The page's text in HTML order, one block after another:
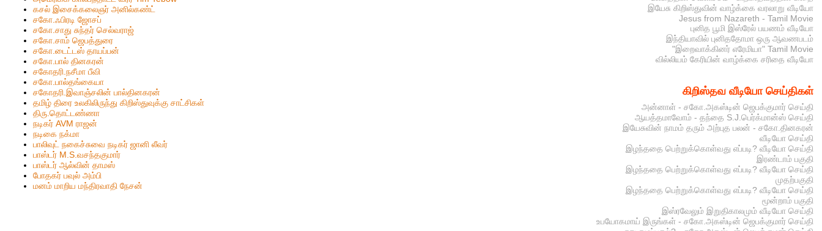
கசல் இசைக்கலைஞர் அனில்கண்ட்
சகோ.ஃபிரடி ஜோசப்
சகோ.சாது சுந்தர் செல்வராஜ்
சகோ.சாம் ஜெபத்துரை
சகோ.டைட்டஸ் தாயப்பன்
சகோ.பால் தினகரன்
சகோதரி.நசீமா பீவி
ச‌கோ.பால்த‌ங்கையா
ச‌கோதரி.இவாஞ்சலின் பால்தின‌க‌ர‌ன்
தமிழ் திரை உலகிலிருந்து கிறிஸ்துவுக்கு சாட்சிகள்
திரு.தொட்டண்ணா
நடிகர் AVM ராஜன்
நடிகை நக்மா
பாலிவுட் நகைச்சுவை நடிகர் ஜானி லீவர்
பாஸ்டர் M.S.வசந்தகுமார்
பாஸ்டர் ஆல்வின் தாமஸ்
போதகர் பவுல் அம்பி
மனம் மாறிய மந்திரவாதி நேசன்
இயேசு கிறிஸ்துவின் வாழ்க்கை வரலாறு வீடியோ
Jesus from Nazareth - Tamil Movie
புனித பூமி இஸ்ரேல் பயணம் வீடியோ
இந்தியாவில் புனிததோமா ஒரு ஆவணபடம்
"இறைவாக்கினர் எரேமியா" Tamil Movie
வில்லியம் கேரியின் வாழ்க்கை சரிதை வீடியோ
கிறிஸ்தவ வீடியோ செய்திகள்
அன்னாள் - சகோ.அகஸ்டின் ஜெபக்குமார் செய்தி
ஆயத்தமாவோம் - தந்தை S.J.பெர்க்மான்ஸ் செய்தி
இயேசுவின் நாமம் தரும் அற்புத பலன் - சகோ.தினகரன்
வீடியோ செய்தி
இழந்ததை பெற்றுக்கொள்வது எப்படி? வீடியோ செய்தி
இரண்டாம் பகுதி
இழந்ததை பெற்றுக்கொள்வது எப்படி? வீடியோ செய்தி
முதற்பகுதி
இழந்ததை பெற்றுக்கொள்வது எப்படி? வீடியோ செய்தி
மூன்றாம் பகுதி
இஸ்ரவேலும் இறுதிகாலமும் வீடியோ செய்தி
உபயோகமாய் இருங்கள் - சகோ.அகஸ்டின் ஜெபக்குமார் செய்தி